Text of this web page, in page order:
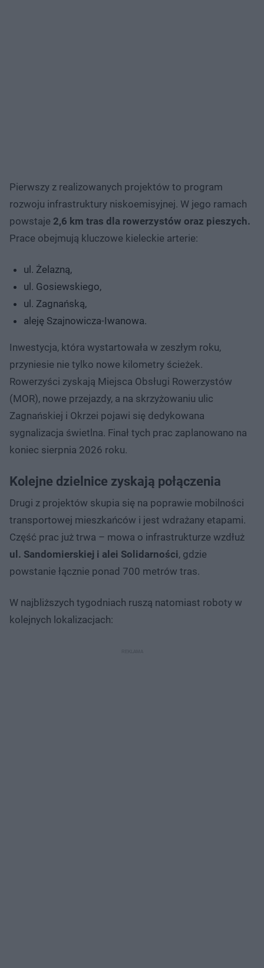
Pierwszy z realizowanych projektów to program
rozwoju infrastruktury niskoemisyjnej. W jego ramach
powstaje 2,6 km tras dla rowerzystów oraz pieszych.
Prace obejmują kluczowe kieleckie arterie:
ul. Żelazną,
ul. Gosiewskiego,
ul. Zagnańską,
aleję Szajnowicza-Iwanowa.
Inwestycja, która wystartowała w zeszłym roku,
przyniesie nie tylko nowe kilometry ścieżek.
Rowerzyści zyskają Miejsca Obsługi Rowerzystów
(MOR), nowe przejazdy, a na skrzyżowaniu ulic
Zagnańskiej i Okrzei pojawi się dedykowana
sygnalizacja świetlna. Finał tych prac zaplanowano na
koniec sierpnia 2026 roku.
Kolejne dzielnice zyskają połączenia
Drugi z projektów skupia się na poprawie mobilności
transportowej mieszkańców i jest wdrażany etapami.
Część prac już trwa – mowa o infrastrukturze wzdłuż
ul. Sandomierskiej i alei Solidarności, gdzie
powstanie łącznie ponad 700 metrów tras.
W najbliższych tygodniach ruszą natomiast roboty w
kolejnych lokalizacjach: